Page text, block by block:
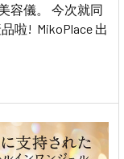
容儀。 今次就同
啦! MikoPlace 出